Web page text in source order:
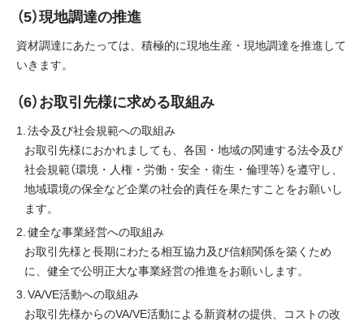
（5）現地調達の推進
資材調達にあたっては、積極的に現地生産・現地調達を推進して
いきます。
（6）お取引先様に求める取組み
法令及び社会規範への取組み
お取引先様におかれましても、各国・地域の関連する法令及び
社会規範（環境・人権・労働・安全・衛生・倫理等）を遵守し、
地域環境の保全など企業の社会的責任を果たすことをお願いし
ます。
健全な事業経営への取組み
お取引先様と長期にわたる相互協力及び信頼関係を築くため
に、健全で公明正大な事業経営の推進をお願いします。
VA/VE活動への取組み
お取引先様からのVA/VE活動による新資材の提供、コストの改